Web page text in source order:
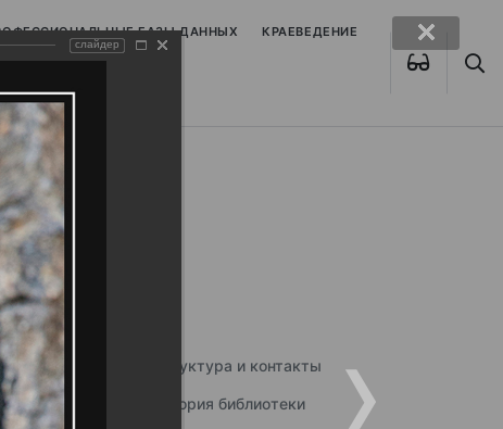
БАЗЫ ДАННЫХ КРАЕВЕДЕНИЕ
Структура и контакты
История библиотеки
слайдер